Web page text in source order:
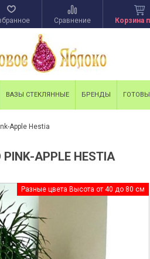
Сравнение Корзина
ВАЗЫ СТЕКЛЯННЫЕ БРЕНДЫ
Apple Hestia
APPLE HESTIA
Разные цвета Высота от 40 до 80 см